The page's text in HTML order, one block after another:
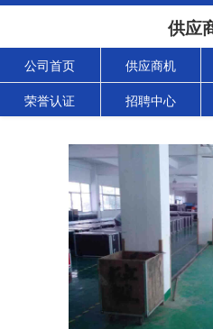
供应
公司首页 供应商机
荣誉认证 招聘中心